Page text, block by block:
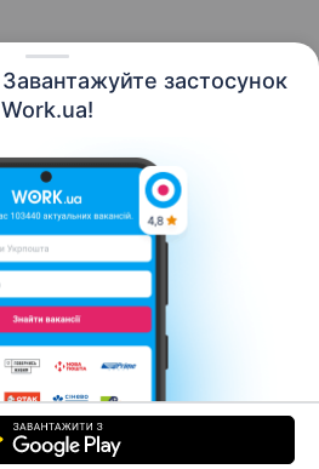
застосунок
Work.ua!
Про нас
Кар’єра
Умови використання